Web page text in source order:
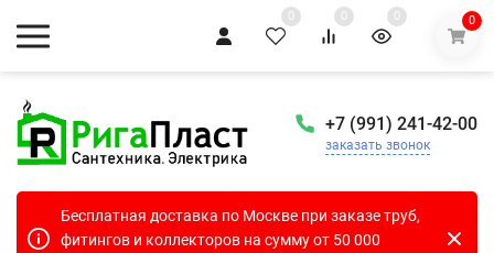
0 0 0 0
+7 (991) 241-42-00
заказать звонок
Бесплатная доставка по Москве при заказе труб,
фитингов и коллекторов на сумму от 50 000